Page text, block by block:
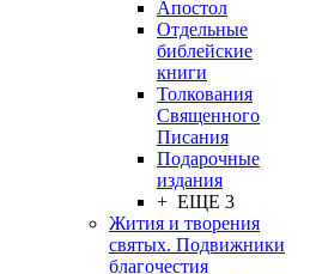
Апостол
Отдельные
библейские
книги
Толкования
Священного
Писания
Подарочные
издания
+ ЕЩЕ 3
Жития и творения
святых. Подвижники
благочестия